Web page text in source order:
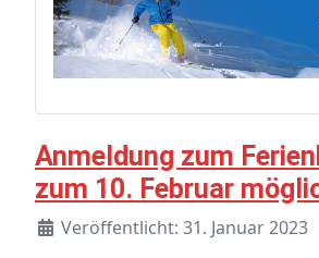
Anmeldung zum
zum 10. Februar
Veröffentlicht: 31. Januar 2023